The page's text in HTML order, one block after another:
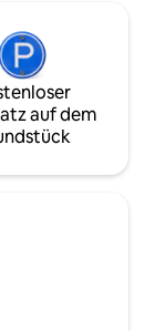
auf dem